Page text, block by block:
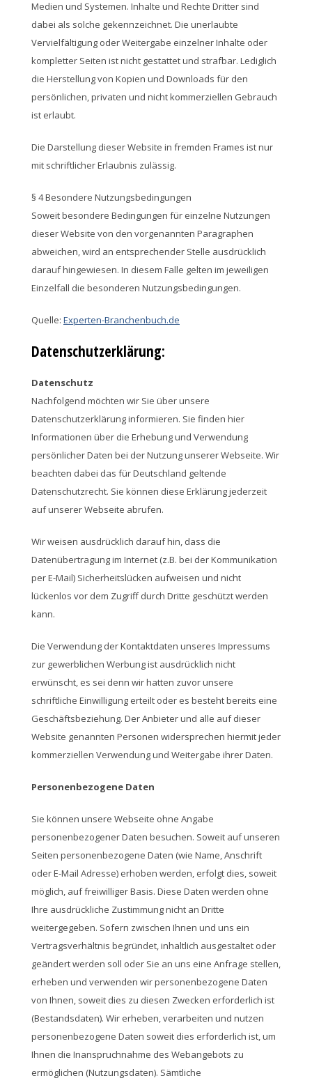
Medien und Systemen. Inhalte und Rechte Dritter sind
dabei als solche gekennzeichnet. Die unerlaubte
Vervielfältigung oder Weitergabe einzelner Inhalte oder
kompletter Seiten ist nicht gestattet und strafbar. Lediglich
die Herstellung von Kopien und Downloads für den
persönlichen, privaten und nicht kommerziellen Gebrauch
ist erlaubt.
Die Darstellung dieser Website in fremden Frames ist nur
mit schriftlicher Erlaubnis zulässig.
§ 4 Besondere Nutzungsbedingungen
Soweit besondere Bedingungen für einzelne Nutzungen
dieser Website von den vorgenannten Paragraphen
abweichen, wird an entsprechender Stelle ausdrücklich
darauf hingewiesen. In diesem Falle gelten im jeweiligen
Einzelfall die besonderen Nutzungsbedingungen.
Quelle: Experten-Branchenbuch.de
Datenschutzerklärung:
Datenschutz
Nachfolgend möchten wir Sie über unsere
Datenschutzerklärung informieren. Sie finden hier
Informationen über die Erhebung und Verwendung
persönlicher Daten bei der Nutzung unserer Webseite. Wir
beachten dabei das für Deutschland geltende
Datenschutzrecht. Sie können diese Erklärung jederzeit
auf unserer Webseite abrufen.
Wir weisen ausdrücklich darauf hin, dass die
Datenübertragung im Internet (z.B. bei der Kommunikation
per E-Mail) Sicherheitslücken aufweisen und nicht
lückenlos vor dem Zugriff durch Dritte geschützt werden
kann.
Die Verwendung der Kontaktdaten unseres Impressums
zur gewerblichen Werbung ist ausdrücklich nicht
erwünscht, es sei denn wir hatten zuvor unsere
schriftliche Einwilligung erteilt oder es besteht bereits eine
Geschäftsbeziehung. Der Anbieter und alle auf dieser
Website genannten Personen widersprechen hiermit jeder
kommerziellen Verwendung und Weitergabe ihrer Daten.
Personenbezogene Daten
Sie können unsere Webseite ohne Angabe
personenbezogener Daten besuchen. Soweit auf unseren
Seiten personenbezogene Daten (wie Name, Anschrift
oder E-Mail Adresse) erhoben werden, erfolgt dies, soweit
möglich, auf freiwilliger Basis. Diese Daten werden ohne
Ihre ausdrückliche Zustimmung nicht an Dritte
weitergegeben. Sofern zwischen Ihnen und uns ein
Vertragsverhältnis begründet, inhaltlich ausgestaltet oder
geändert werden soll oder Sie an uns eine Anfrage stellen,
erheben und verwenden wir personenbezogene Daten
von Ihnen, soweit dies zu diesen Zwecken erforderlich ist
(Bestandsdaten). Wir erheben, verarbeiten und nutzen
personenbezogene Daten soweit dies erforderlich ist, um
Ihnen die Inanspruchnahme des Webangebots zu
ermöglichen (Nutzungsdaten). Sämtliche